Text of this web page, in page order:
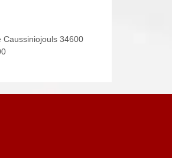
Caussiniojouls 34600